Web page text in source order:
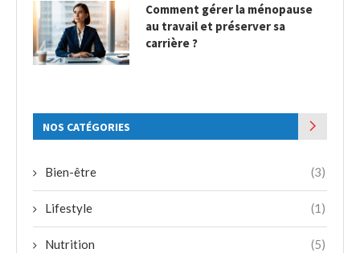
Comment gérer la ménopause
au travail et préserver sa
carrière ?
NOS CATÉGORIES
Bien-être (3)
Lifestyle (1)
Nutrition (5)